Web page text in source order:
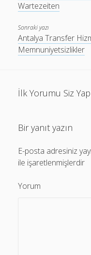
Wartezeiten
Sonraki yazı
Antalya Transfer
Memnuniyetsizlikler
İlk Yorumu Siz
Bir yanıt yazın
E-posta adresiniz
ile işaretlenmişlerdir
Yorum